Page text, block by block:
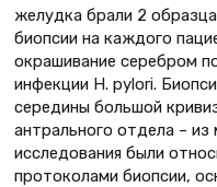
желудка брали 2
биопсии на каждого
окрашивание серебром
инфекции H. pylori.
середины большой
антрального отдела –
исследования были
протоколами биопсии,